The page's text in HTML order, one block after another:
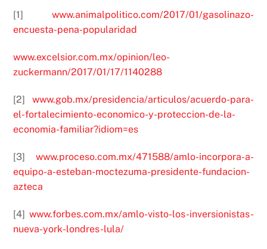
[1] www.animalpolitico.com/2017/01/gasolinazo-
encuesta-pena-popularidad
www.excelsior.com.mx/opinion/leo-
zuckermann/2017/01/17/1140288
[2] www.gob.mx/presidencia/articulos/acuerdo-para-
el-fortalecimiento-economico-y-proteccion-de-la-
economia-familiar?idiom=es
[3] www.proceso.com.mx/471588/amlo-incorpora-a-
equipo-a-esteban-moctezuma-presidente-fundacion-
azteca
[4] www.forbes.com.mx/amlo-visto-los-inversionistas-
nueva-york-londres-lula/